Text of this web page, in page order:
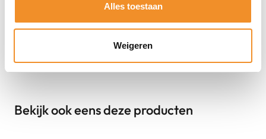
Alles toestaan
Weigeren
Bekijk ook eens deze producten